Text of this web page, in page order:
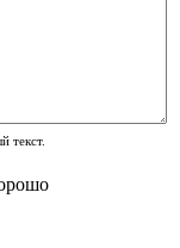
текст.